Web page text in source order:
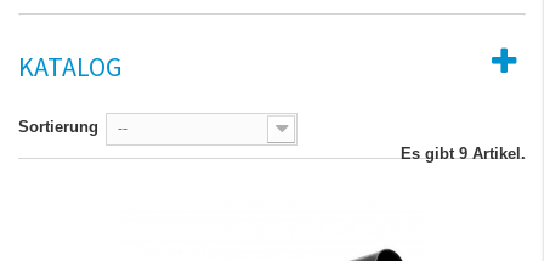
KATALOG
Es gibt 9 Artikel.
Sortierung --